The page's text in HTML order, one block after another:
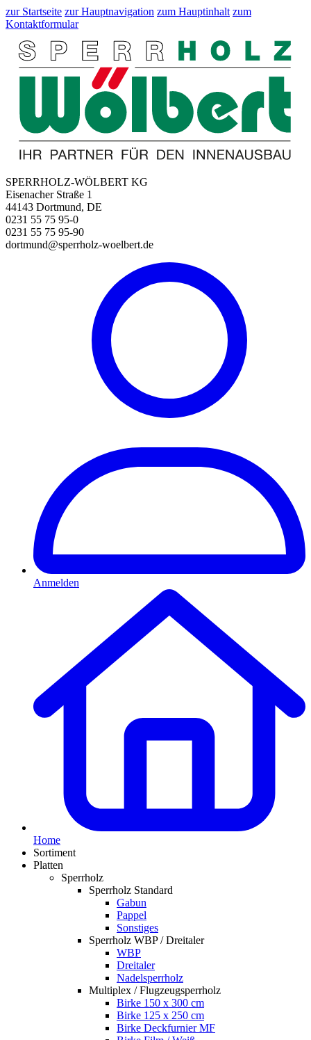
zur Startseite zur Hauptnavigation zum Hauptinhalt zum
Kontaktformular
SPERRHOLZ-WÖLBERT KG
Eisenacher Straße 1
44143 Dortmund, DE
0231 55 75 95-0
0231 55 75 95-90
dortmund@sperrholz-woelbert.de
Anmelden
Home
Sortiment
Platten
Sperrholz
Sperrholz Standard
Gabun
Pappel
Sonstiges
Sperrholz WBP / Dreitaler
WBP
Dreitaler
Nadelsperrholz
Multiplex / Flugzeugsperrholz
Birke 150 x 300 cm
Birke 125 x 250 cm
Birke Deckfurnier MF